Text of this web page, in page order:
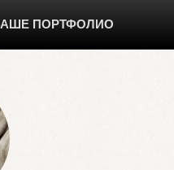
ПОРТФОЛИО